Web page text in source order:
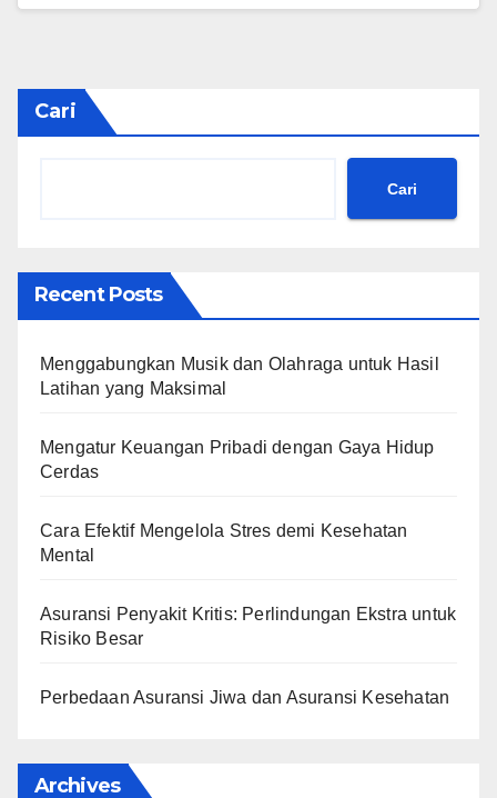
Cari
Cari
Recent Posts
Menggabungkan Musik dan Olahraga untuk Hasil
Latihan yang Maksimal
Mengatur Keuangan Pribadi dengan Gaya Hidup
Cerdas
Cara Efektif Mengelola Stres demi Kesehatan
Mental
Asuransi Penyakit Kritis: Perlindungan Ekstra untuk
Risiko Besar
Perbedaan Asuransi Jiwa dan Asuransi Kesehatan
Archives